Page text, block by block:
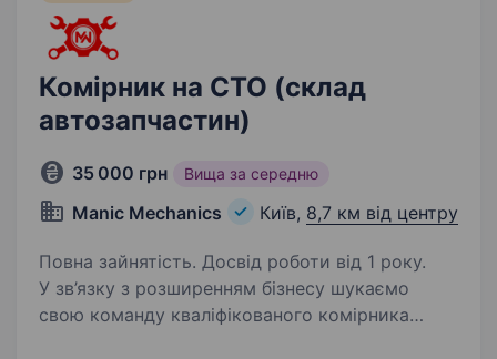
Комірник на СТО (склад
автозапчастин)
35 000 грн Вища за середню
Manic Mechanics Київ, 8,7 км від центру
Повна зайнятість. Досвід роботи від 1 року.
У зв’язку з розширенням бізнесу шукаємо
свою команду кваліфікованого комірника